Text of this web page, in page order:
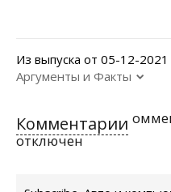
Из выпуска от 05-12-2021
Аргументы и Факты
Комментарии
отключен